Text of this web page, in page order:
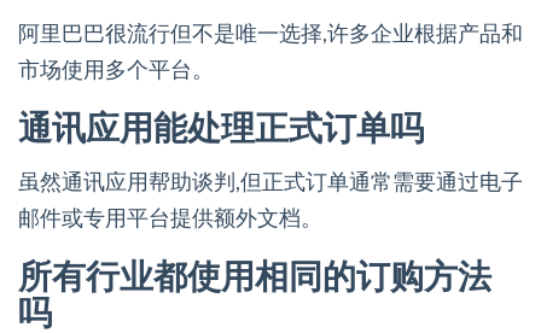
阿里巴巴很流行但不是唯一选择,许多企业根据产品和
市场使用多个平台。
通讯应用能处理正式订单吗
虽然通讯应用帮助谈判,但正式订单通常需要通过电子
邮件或专用平台提供额外文档。
所有行业都使用相同的订购方法
吗